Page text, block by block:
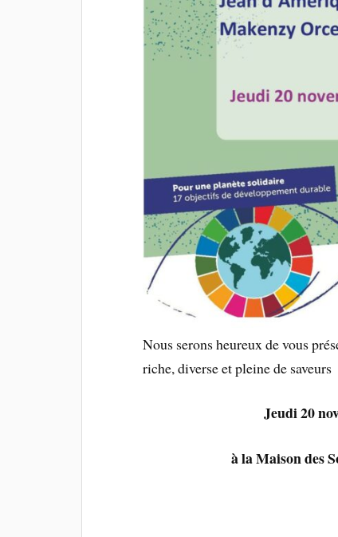
Nous serons heureux de vous
riche, diverse et pleine de saveurs
Jeudi 20
à la Maison des